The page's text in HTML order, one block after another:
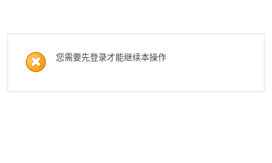
您需要先登录才能继续本操作